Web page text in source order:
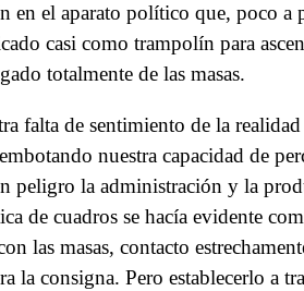
en el aparato político que, poco a
casi como trampolín para
totalmente de las masas.
falta de sentimiento de la
nuestra capacidad de
peligro la administración y la
de cuadros se hacía evidente
las masas, contacto
la consigna. Pero establecerlo a